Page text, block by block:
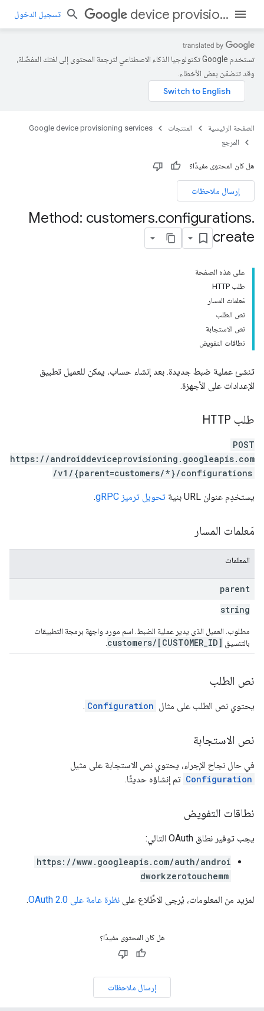
device provisioning services تسجيل الدخول
تستخدم Google تكنولوجيا الذكاء الاصطناعي لترجمة المحتوى إلى لغتك المفضّلة،
وقد تتضمّن بعض الأخطاء.
الصفحة الرئيسية المنتجات
Google device provisioning services
المرجع
هل كان المحتوى مفيدًا؟
إرسال ملاحظات
Method: customers.configurations.
create
على هذه الصفحة
طلب HTTP
مَعلمات المسار
نص الطلب
نص الاستجابة
نطاقات التفويض
تنشئ عملية ضبط جديدة. بعد إنشاء حساب، يمكن للعميل تطبيق
الإعدادات على الأجهزة.
طلب HTTP
POST
https://androiddeviceprovisioning.googleapis.com
/v1/{parent=customers/*}/configurations
يستخدِم عنوان URL بنية تحويل ترميز gRPC .
مَعلمات المسار
المعلمات
parent
string
مطلوب. العميل الذي يدير عملية الضبط. اسم مورد واجهة برمجة التطبيقات
بالتنسيق customers/[CUSTOMER_ID]
نص الطلب
يحتوي نص الطلب على مثال Configuration
.
نص الاستجابة
في حال نجاح الإجراء، يحتوي نص الاستجابة على مثيل
Configuration تم إنشاؤه حديثًا.
نطاقات التفويض
يجب توفير نطاق OAuth التالي:
https://www.googleapis.com/auth/androi
dworkzerotouchemm
لمزيد من المعلومات، يُرجى الاطِّلاع على نظرة عامة على OAuth 2.0 .
هل كان المحتوى مفيدًا؟
إرسال ملاحظات